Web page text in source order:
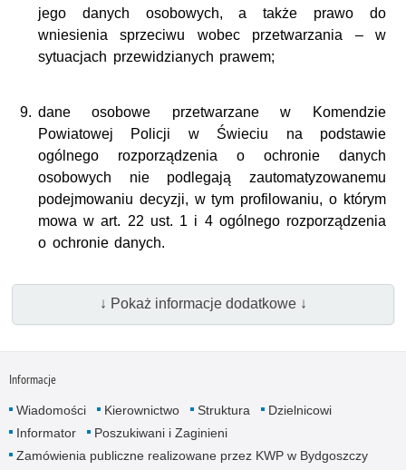
jego danych osobowych, a także prawo do
wniesienia sprzeciwu wobec przetwarzania – w
sytuacjach przewidzianych prawem;
dane osobowe przetwarzane w Komendzie
Powiatowej Policji w Świeciu na podstawie
ogólnego rozporządzenia o ochronie danych
osobowych nie podlegają zautomatyzowanemu
podejmowaniu decyzji, w tym profilowaniu, o którym
mowa w art. 22 ust. 1 i 4 ogólnego rozporządzenia
o ochronie danych.
↓ Pokaż informacje dodatkowe ↓
Informacje
Wiadomości Kierownictwo Struktura
Dzielnicowi
Informator
Poszukiwani i Zaginieni
Zamówienia publiczne realizowane przez KWP w Bydgoszczy